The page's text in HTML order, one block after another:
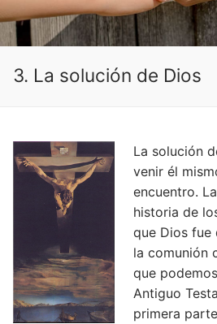
3. La solución de Dios
La solución
venir él
encuentro.
historia de
que Dios fue
la comunión
que
Antiguo
primera